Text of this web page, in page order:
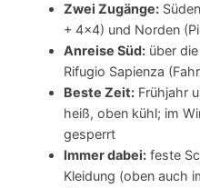
Zwei Zugänge:
+ 4×4) und Norden
Anreise Süd: über
Rifugio Sapienza
Beste Zeit: Frühjahr
heiß, oben kühl; im
gesperrt
Immer dabei: feste
Kleidung (oben auch